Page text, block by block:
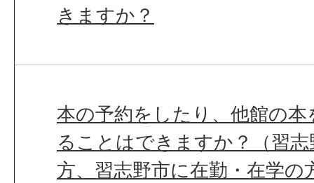
きますか？
本の予約をしたり、他館の
ることはできますか？（習
方、習志野市に在勤・在学の